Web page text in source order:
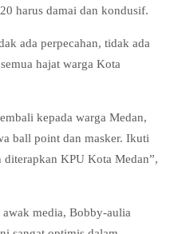
harus damai dan kondusif.
ada perpecahan, tidak ada
hajat warga Kota
kepada warga Medan,
ball point dan masker. Ikuti
KPU Kota Medan”,
media, Bobby-aulia